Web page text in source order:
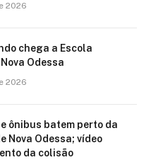
2026
chega a Escola
Odessa
2026
ônibus batem perto da
Nova Odessa; vídeo
da colisão